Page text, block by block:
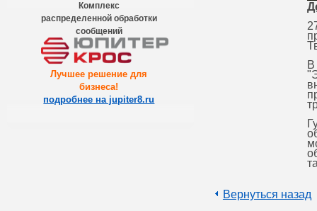
В
Вернуться назад
Комплекс
распределенной обработки
сообщений
Лучшее решение для
бизнеса!
подробнее на jupiter8.ru